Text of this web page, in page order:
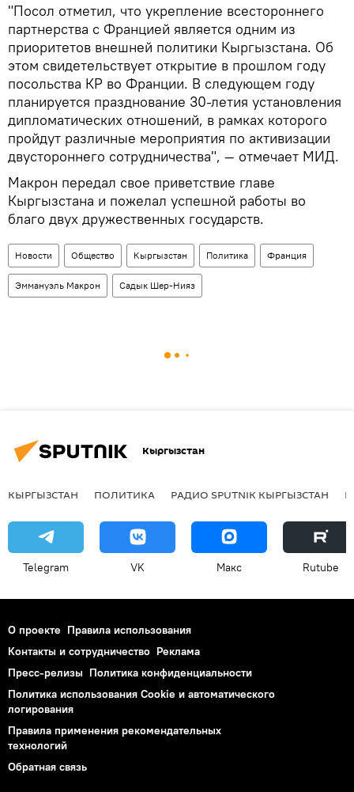
"Посол отметил, что укрепление всестороннего
партнерства с Францией является одним из
приоритетов внешней политики Кыргызстана. Об
этом свидетельствует открытие в прошлом году
посольства КР во Франции. В следующем году
планируется празднование 30-летия установления
дипломатических отношений, в рамках которого
пройдут различные мероприятия по активизации
двустороннего сотрудничества", — отмечает МИД.
Макрон передал свое приветствие главе
Кыргызстана и пожелал успешной работы во
благо двух дружественных государств.
Новости Общество Кыргызстан Политика Франция
Эммануэль Макрон Садык Шер-Нияз
Кыргызстан
КЫРГЫЗСТАН ПОЛИТИКА РАДИО SPUTNIK КЫРГЫЗСТАН
Telegram VK Макс Rutube
О проекте Правила использования
Контакты и сотрудничество Реклама
Пресс-релизы Политика конфиденциальности
Политика использования Cookie и автоматического
логирования
Правила применения рекомендательных
технологий
Обратная связь